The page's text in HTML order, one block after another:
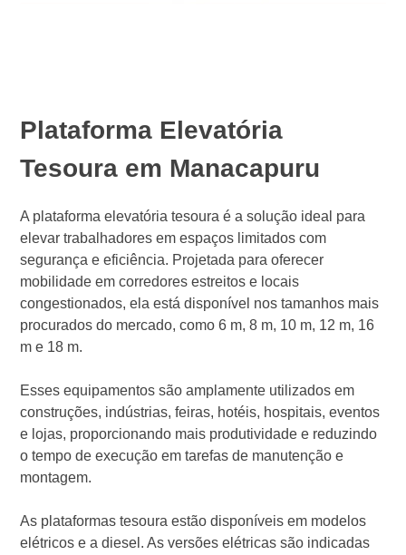
Plataforma Elevatória
Tesoura em Manacapuru
A plataforma elevatória tesoura é a solução ideal para
elevar trabalhadores em espaços limitados com
segurança e eficiência. Projetada para oferecer
mobilidade em corredores estreitos e locais
congestionados, ela está disponível nos tamanhos mais
procurados do mercado, como 6 m, 8 m, 10 m, 12 m, 16
m e 18 m.
Esses equipamentos são amplamente utilizados em
construções, indústrias, feiras, hotéis, hospitais, eventos
e lojas, proporcionando mais produtividade e reduzindo
o tempo de execução em tarefas de manutenção e
montagem.
As plataformas tesoura estão disponíveis em modelos
elétricos e a diesel. As versões elétricas são indicadas